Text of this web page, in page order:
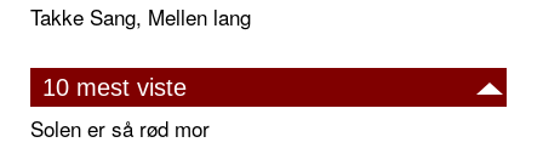
Takke Sang, Mellen lang
10 mest viste
Solen er så rød mor